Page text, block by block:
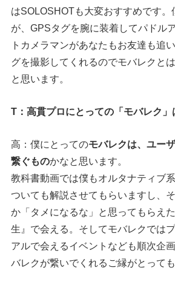
はSOLOSHOTも大変おすすめです。
が、GPSタグを腕に装着してパドル
トカメラマンがあなたもお友達も追
グを撮影してくれるのでモバレクと
と思います。
T：高貫プロにとっての「モバレク」
高：僕にとってのモバレクは、ユー
繋ぐものかなと思います。
教科書動画では僕もオルタナティブ
ついても解説させてもらいますし、
か「タメになるな」と思ってもらえ
生』で会える。そしてモバレクでは
アルで会えるイベントなども順次企
バレクが繋いでくれるご縁がとって